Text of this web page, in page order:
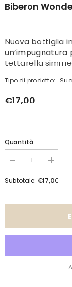
Biberon
Nuova bottiglia
un’impugnatura
tettarella
Tipo di prodotto:
€17,00
Quantità:
Diminuisci
quantità
per
Aumenta
quantità
per
Subtotale: €17,00